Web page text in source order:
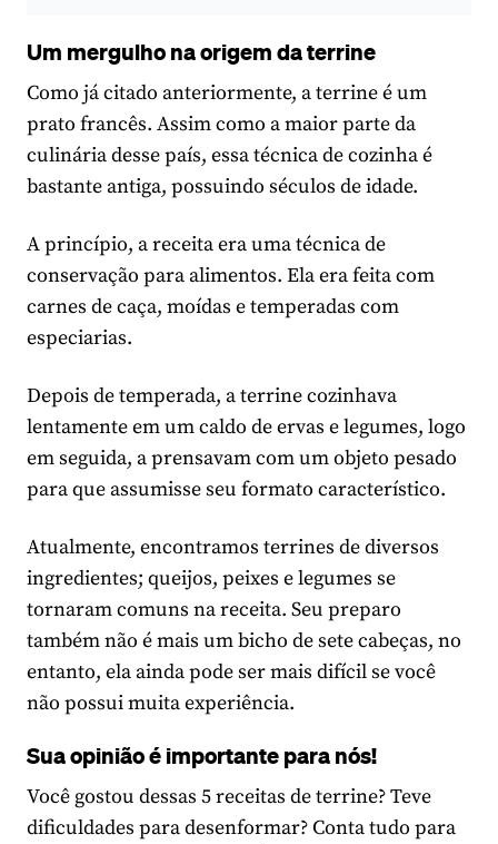
Um mergulho na origem da terrine
Como já citado anteriormente, a terrine é um
prato francês. Assim como a maior parte da
culinária desse país, essa técnica de cozinha é
bastante antiga, possuindo séculos de idade.
A princípio, a receita era uma técnica de
conservação para alimentos. Ela era feita com
carnes de caça, moídas e temperadas com
especiarias.
Depois de temperada, a terrine cozinhava
lentamente em um caldo de ervas e legumes, logo
em seguida, a prensavam com um objeto pesado
para que assumisse seu formato característico.
Atualmente, encontramos terrines de diversos
ingredientes; queijos, peixes e legumes se
tornaram comuns na receita. Seu preparo
também não é mais um bicho de sete cabeças, no
entanto, ela ainda pode ser mais difícil se você
não possui muita experiência.
Sua opinião é importante para nós!
Você gostou dessas 5 receitas de terrine? Teve
dificuldades para desenformar? Conta tudo para